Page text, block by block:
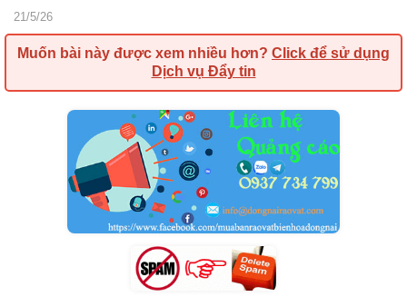
21/5/26
Muốn bài này được xem nhiều hơn? Click để sử dụng
Dịch vụ Đẩy tin